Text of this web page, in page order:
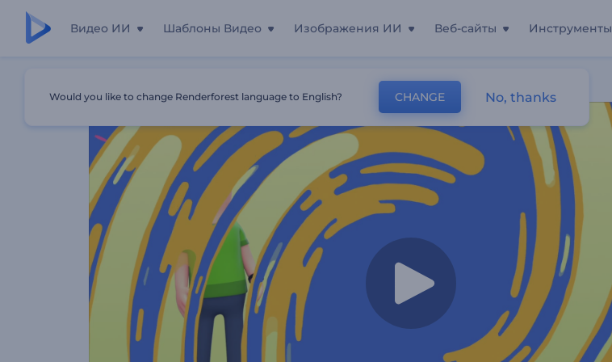
Видео ИИ Шаблоны Видео Изображения ИИ Веб-сайты Инструменты
Реклама Магазина Органических Продуктов
Would you like to change Renderforest language to English? CHANGE No, thanks